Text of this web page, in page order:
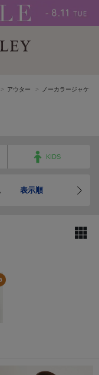
アウター ノーカラージャケッ
KIDS
表示順